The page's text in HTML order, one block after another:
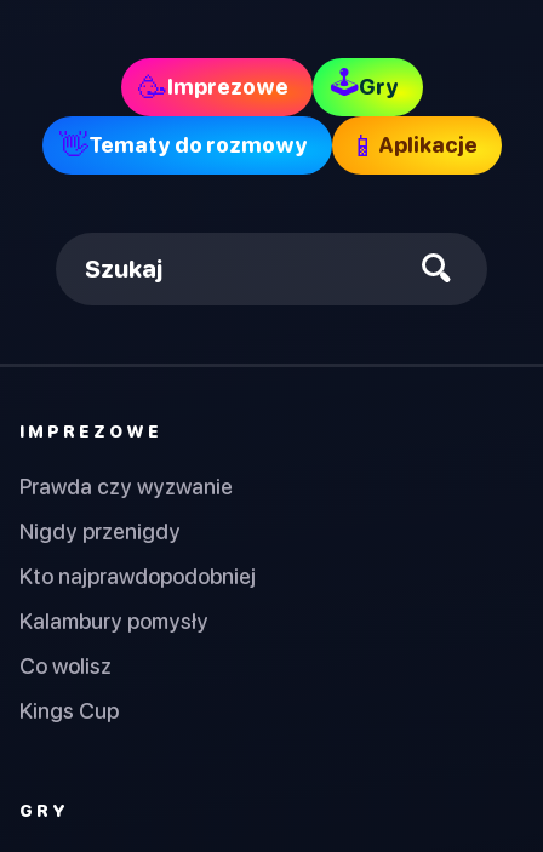
🥳Imprezowe 🕹Gry
👋Tematy do rozmowy 📱 Aplikacje
Szukaj
IMPREZOWE
Prawda czy wyzwanie
Nigdy przenigdy
Kto najprawdopodobniej
Kalambury pomysły
Co wolisz
Kings Cup
GRY